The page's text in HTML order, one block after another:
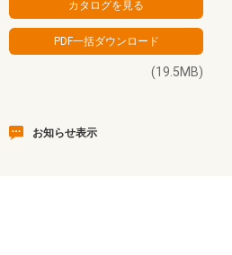
(19.5MB)
お知らせ表示